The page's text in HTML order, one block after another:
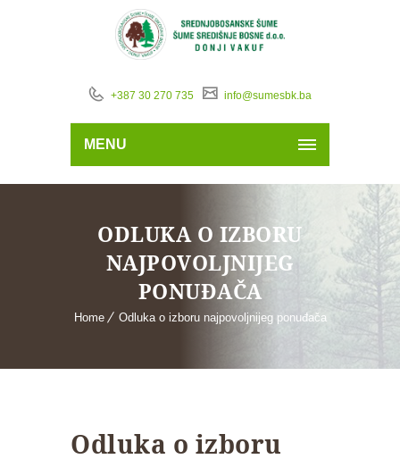
+387 30 270 735 info@sumesbk.ba
MENU
ODLUKA O IZBORU
NAJPOVOLJNIJEG
PONUĐAČA
Home Odluka o izboru najpovoljnijeg ponuđača
Odluka o izboru